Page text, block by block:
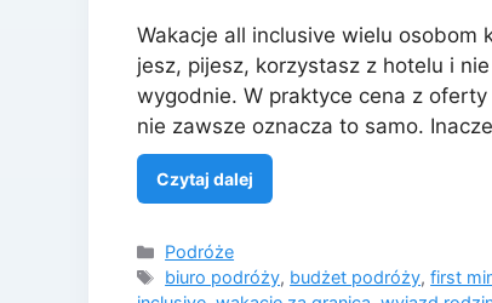
Wakacje all inclusive wielu osobom
jesz, pijesz, korzystasz z hotelu i
wygodnie. W praktyce cena z
nie zawsze oznacza to samo.
Czytaj dalej
Kategorie
Podróże
Tagi
biuro podróży, budżet podróży,first